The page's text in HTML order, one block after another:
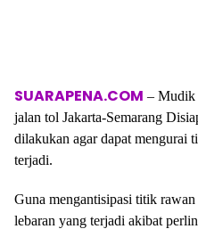
SUARAPENA.COM – Mudik
jalan tol Jakarta-Semarang
dilakukan agar dapat mengurai
terjadi.
Guna mengantisipasi titik
lebaran yang terjadi akibat